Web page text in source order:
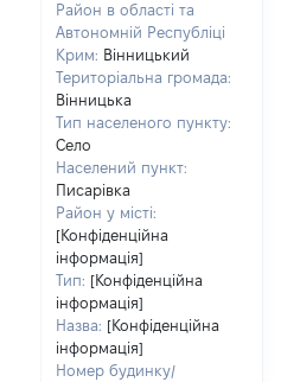
Район в області та
Автономній Республіці
Крим: Вінницький
Територіальна громада:
Вінницька
Тип населеного пункту:
Село
Населений пункт:
Писарівка
Район у місті:
[Конфіденційна
інформація]
Тип: [Конфіденційна
інформація]
Назва: [Конфіденційна
інформація]
Номер будинку/